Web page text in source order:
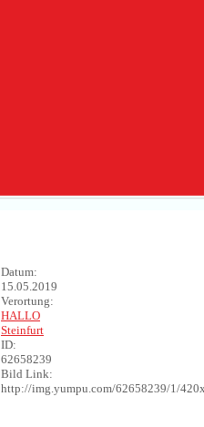
Datum:
15.05.2019
Verortung:
HALLO
Steinfurt
ID:
62658239
Bild Link:
http://img.yumpu.com/62658239/1/